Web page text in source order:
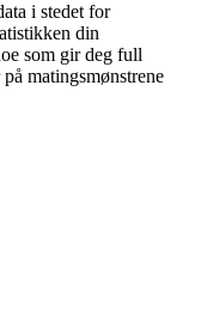
i stedet for
din
som gir deg full
matingsmønstrene